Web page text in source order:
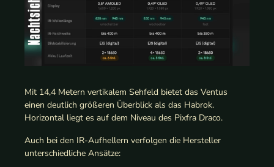
Mit 14,4 Metern vertikalem Sehfeld bietet das Ventus
einen deutlich größeren Überblick als das Habrok.
Horizontal liegt es auf dem Niveau des Pixfra Draco.
Auch bei den IR-Aufhellern verfolgen die Hersteller
unterschiedliche Ansätze: